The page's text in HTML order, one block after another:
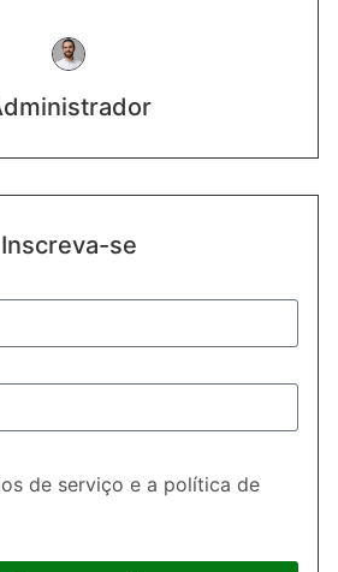
Inscreva-se
de serviço e a política de